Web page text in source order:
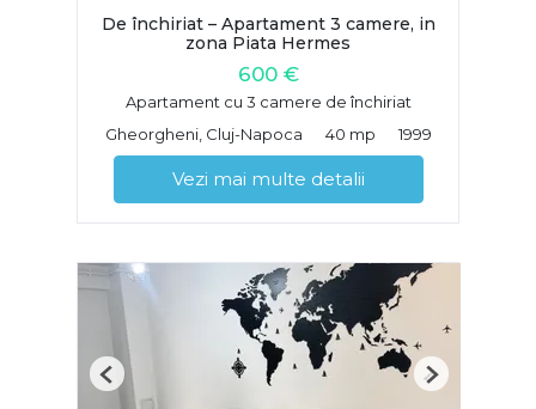
De închiriat – Apartament 3 camere, in
zona Piata Hermes
600 €
Apartament cu 3 camere de închiriat
Gheorgheni, Cluj-Napoca
40 mp 1999
Vezi mai multe detalii
Previous Next